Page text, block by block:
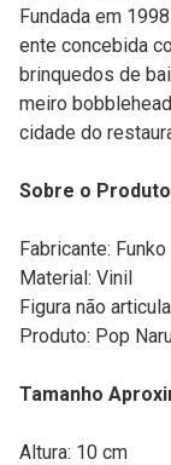
Fundada em
ente concebida
brinquedos de
meiro
cidade do
Sobre o
Fabricante: Funko
Material: Vinil
Figura não
Produto: Pop
Tamanho
Altura: 10 cm